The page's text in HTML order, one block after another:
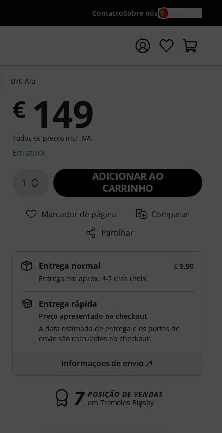
ContactoSobre nós
pesquisa com o termo de pesquisa {searchTerm}
B70 Alu
€ 149
Todos os preços incl. IVA
Em stock
1
ADICIONAR AO
CARRINHO
Marcador de página
Comparar
Partilhar
Entrega normal
€ 9,90
Entrega em aprox. 4-7 dias úteis
Entrega rápida
Preço apresentado no checkout
A data estimada de entrega e os portes de
envio são calculados no checkout.
Informações de envio
7 POSIÇÃO DE VENDAS
em Tremolos Bigsby